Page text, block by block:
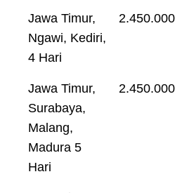
Jawa Timur,
Ngawi, Kediri,
4 Hari
2.450.000
Jawa Timur,
Surabaya,
Malang,
Madura 5
Hari
2.450.000